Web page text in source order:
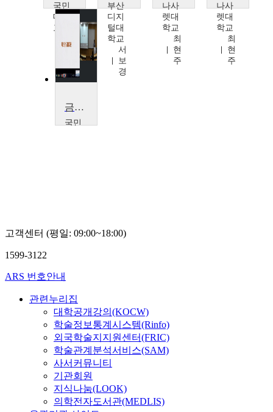
국민
대학
교
성
부산
디지
털대
학교
서
보
경
나사
렛대
학교
최
현
주
나사
렛대
학교
최
현
주
금융기관론
국민
고객센터 (평일: 09:00~18:00)
1599-3122
ARS 번호안내
관련누리집
대학공개강의(KOCW)
학술정보통계시스템(Rinfo)
외국학술지지원센터(FRIC)
학술관계분석서비스(SAM)
사서커뮤니티
기관회원
지식나눔(LOOK)
의학전자도서관(MEDLIS)